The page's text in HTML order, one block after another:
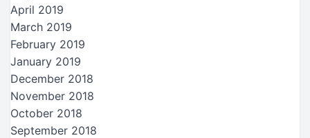
April 2019
March 2019
February 2019
January 2019
December 2018
November 2018
October 2018
September 2018